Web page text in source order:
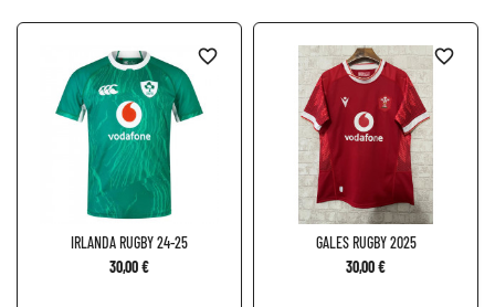
IRLANDA RUGBY 24-25
30,00 €
favorite_border
GALES RUGBY 2025
30,00 €
favorite_border